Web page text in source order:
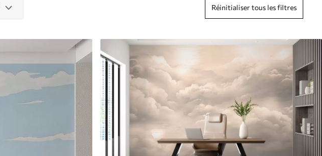
Réinitialiser tous les filtres